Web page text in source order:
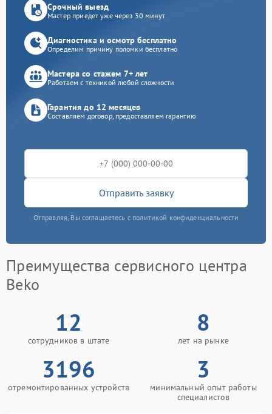
Срочный выезд
Мастер приедет уже через 30 минут
Диагностика и осмотр бесплатно
Определим причину поломки бесплатно
Мастера со стажем 7+ лет
Работаем с техникой любой сложности
Гарантия до 12 месяцев
Составляем договор, предоставляем гарантию
Отправить заявку
Отправляя, Вы соглашаетесь с политикой конфиденциальности
Преимущества сервисного центра
Beko
12
сотрудников в штате
8
лет на рынке
3196
отремонтированных устройств
3
минимальный опыт работы
специалистов